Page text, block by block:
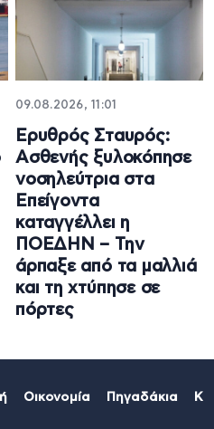
09.08.2026, 11:01
Ερυθρός Σταυρός:
Ασθενής ξυλοκόπησε
νοσηλεύτρια στα
Επείγοντα
καταγγέλλει η
ΠΟΕΔΗΝ – Την
άρπαξε από τα μαλλιά
και τη χτύπησε σε
πόρτες
Οικονομία Πηγαδάκια